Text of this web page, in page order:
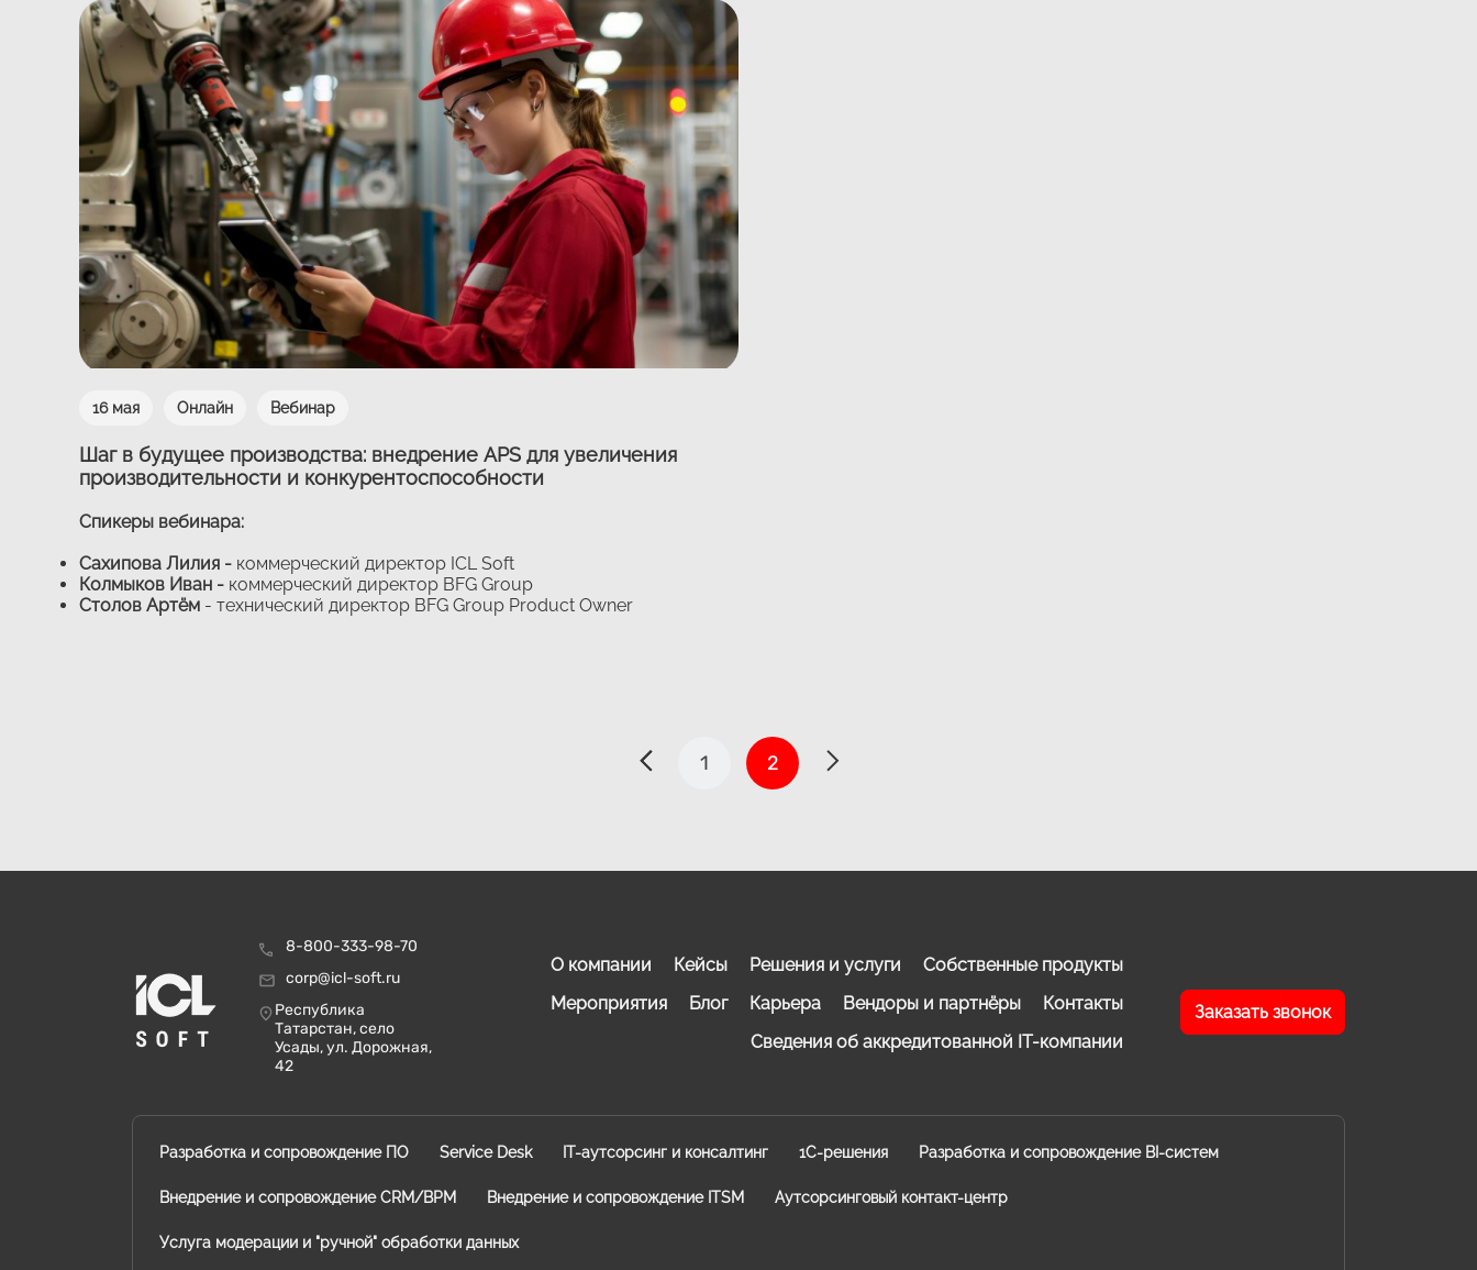
16 мая Онлайн Вебинар
Шаг в будущее производства: внедрение APS для увеличения
производительности и конкурентоспособности
Спикеры вебинара:
Сахипова Лилия - коммерческий директор ICL Soft
Колмыков Иван - коммерческий директор BFG Group
Столов Артём - технический директор BFG Group Product Owner
1 2
8-800-333-98-70
corp@icl-soft.ru
Республика
Татарстан, село
Усады, ул. Дорожная,
42
О компании Кейсы Решения и услуги
Собственные продукты
Мероприятия
Блог Карьера Вендоры и партнёры
Контакты
Сведения об аккредитованной IT-компании
Заказать звонок
Разработка и сопровождение ПО Service Desk IT-аутсорсинг и консалтинг 1C-решения Разработка и сопровождение BI-систем
Внедрение и сопровождение CRM/BPM Внедрение и сопровождение ITSM Аутсорсинговый контакт-центр
Услуга модерации и "ручной" обработки данных